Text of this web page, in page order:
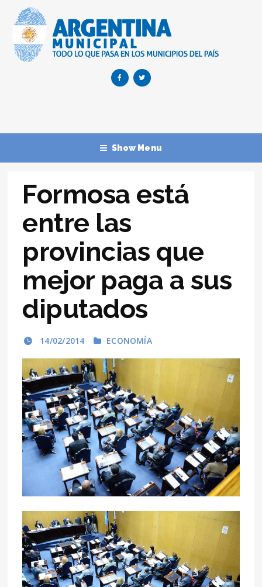
Show Menu
Formosa está
entre las
provincias que
mejor paga a sus
diputados
14/02/2014 ECONOMÍA